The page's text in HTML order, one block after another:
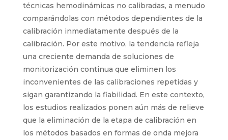
técnicas hemodinámicas no calibradas, a menudo
comparándolas con métodos dependientes de la
calibración inmediatamente después de la
calibración. Por este motivo, la tendencia refleja
una creciente demanda de soluciones de
monitorización continua que eliminen los
inconvenientes de las calibraciones repetidas y
sigan garantizando la fiabilidad. En este contexto,
los estudios realizados ponen aún más de relieve
que la eliminación de la etapa de calibración en
los métodos basados en formas de onda mejora